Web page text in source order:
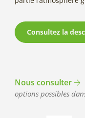
Consultez la
Nous consulter
options possibles